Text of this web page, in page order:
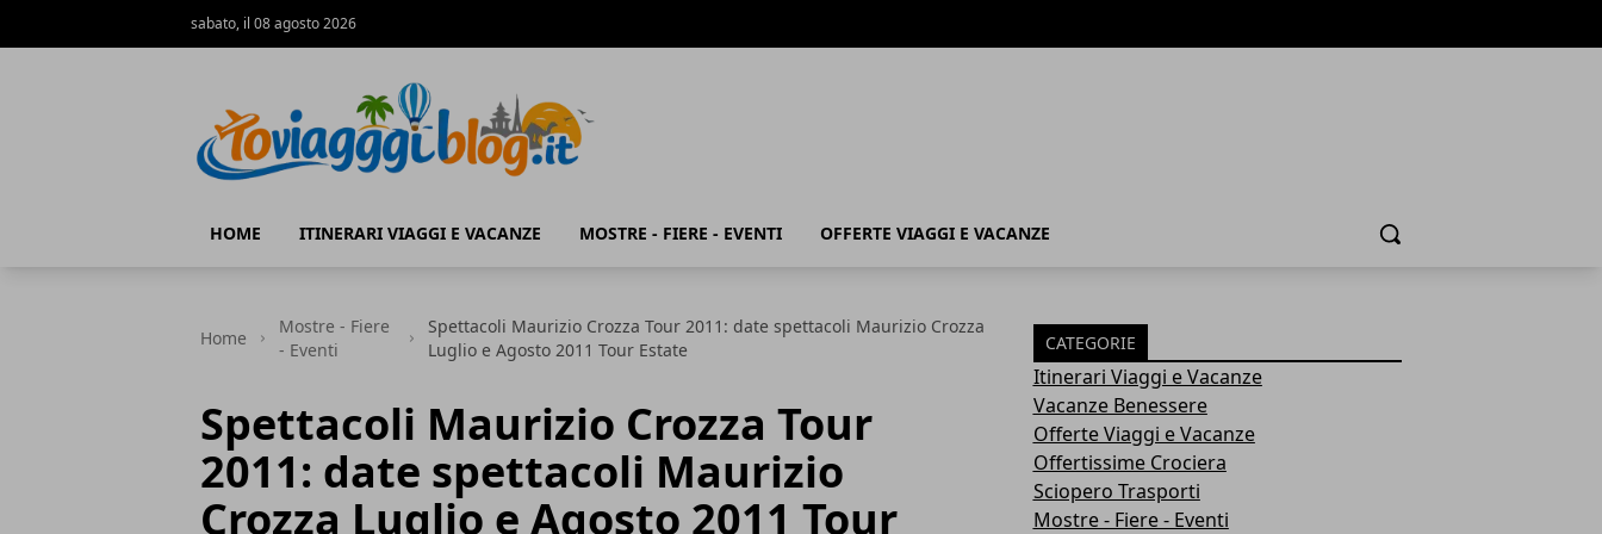
sabato, il 08 agosto 2026
HOME ITINERARI VIAGGI E VACANZE MOSTRE - FIERE - EVENTI OFFERTE VIAGGI E VACANZE Cerca
Home
Mostre - Fiere
- Eventi
Spettacoli Maurizio Crozza Tour 2011: date spettacoli Maurizio Crozza
Luglio e Agosto 2011 Tour Estate
Spettacoli Maurizio Crozza Tour
2011: date spettacoli Maurizio
Crozza Luglio e Agosto 2011 Tour
CATEGORIE
Itinerari Viaggi e Vacanze
Vacanze Benessere
Offerte Viaggi e Vacanze
Offertissime Crociera
Sciopero Trasporti
Mostre - Fiere - Eventi